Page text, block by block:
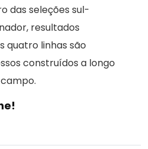
das seleções sul-
resultados
quatro linhas são
construídos a longo